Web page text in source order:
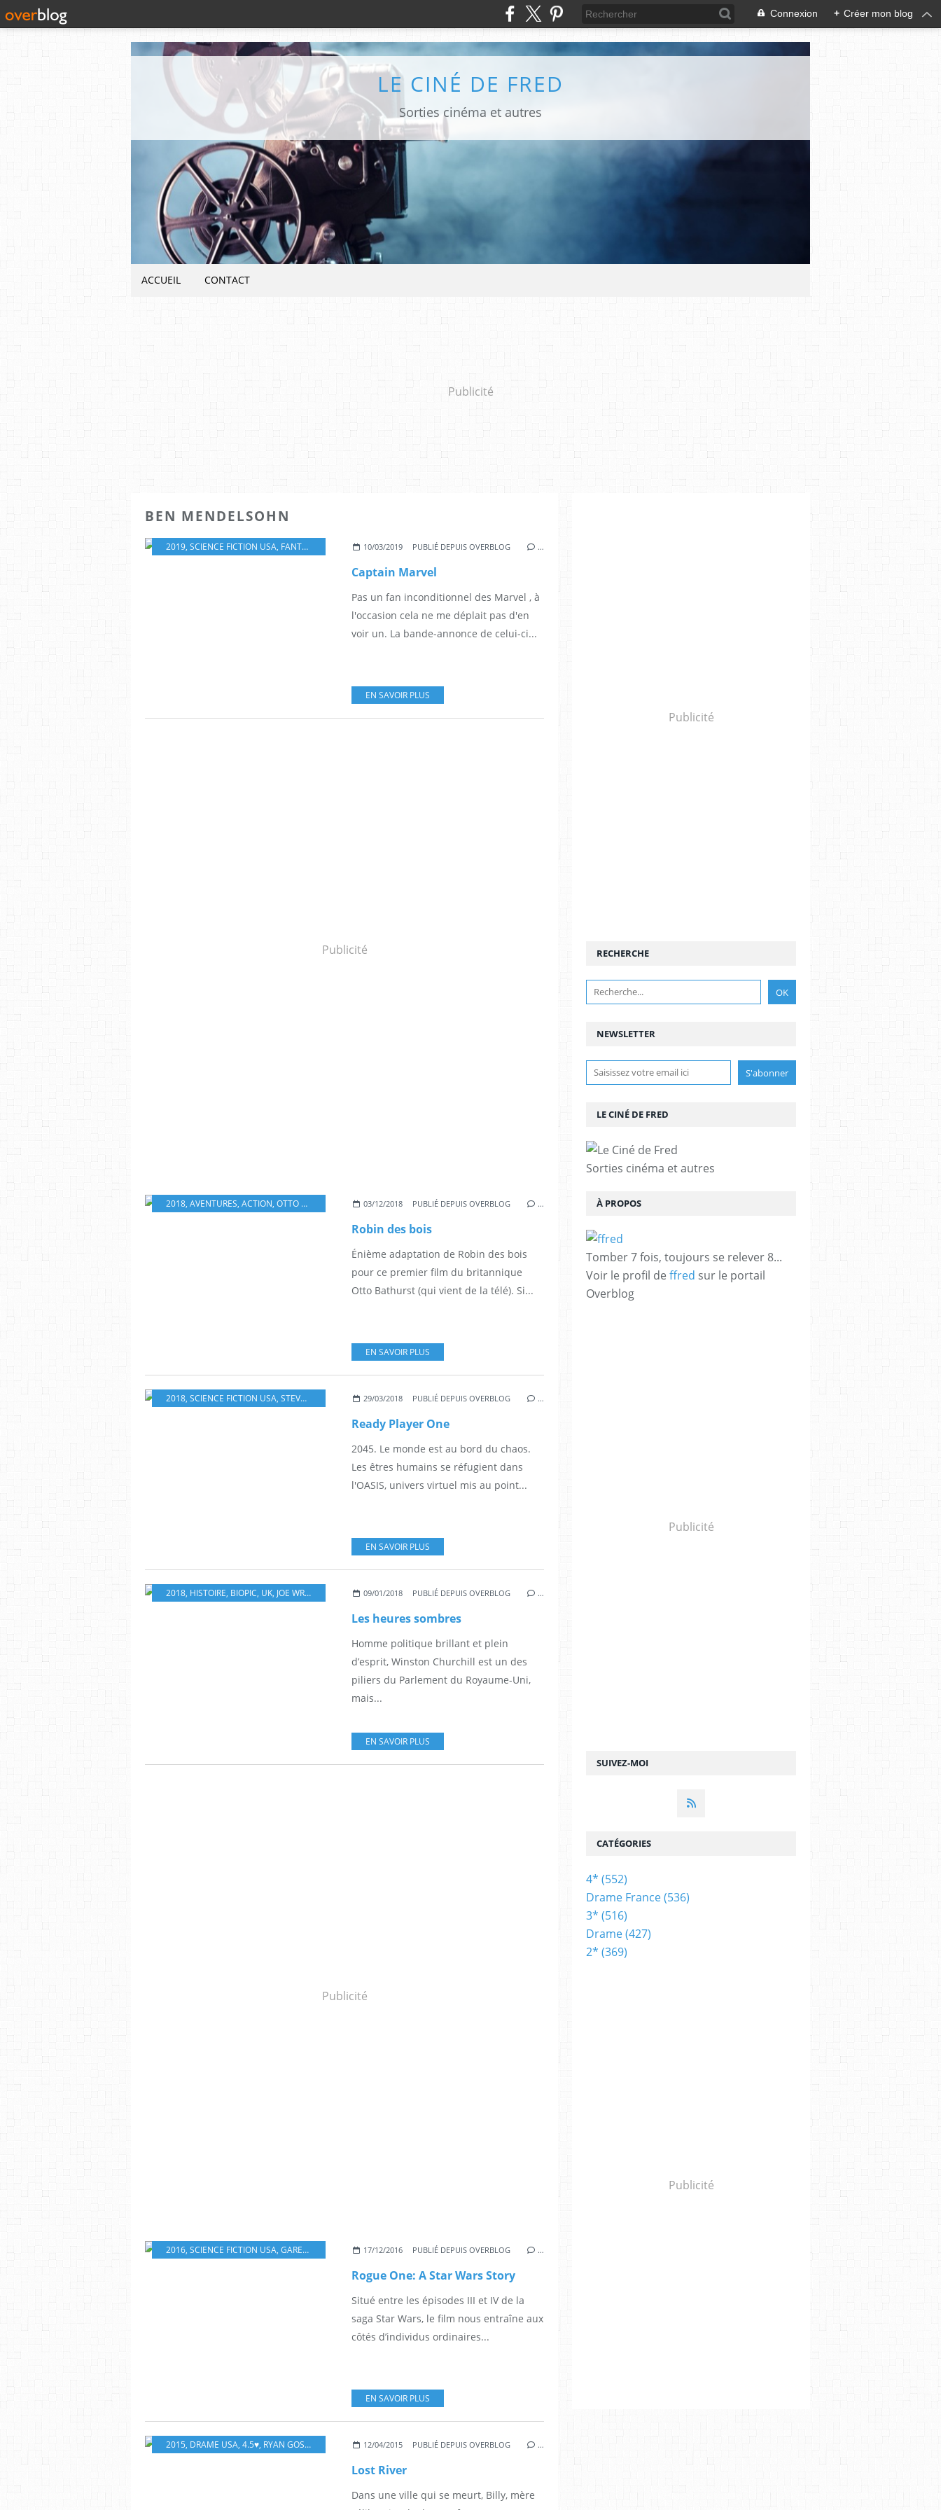
Connexion + Créer mon blog
LE CINÉ DE FRED
Sorties cinéma et autres
ACCUEIL CONTACT
Publicité
BEN MENDELSOHN
2019, SCIENCE FICTION USA, FANTASTIQUE 3.5*, ANNA BODEN,RYAN FLECK,BRIE LARSON ,SAMUEL L. JACKSON
10/03/2019 PUBLIÉ DEPUIS OVERBLOG …
Captain Marvel
Pas un fan inconditionnel des Marvel , à
l'occasion cela ne me déplait pas d'en
voir un. La bande-annonce de celui-ci...
EN SAVOIR PLUS
Publicité
2018, AVENTURES, ACTION, OTTO BATHURST TARON EGERTON,JAMIE FOXX,JAMIE DORNAN, EVE HEWSON BEN MENDELSOHN
03/12/2018 PUBLIÉ DEPUIS OVERBLOG …
Robin des bois
Énième adaptation de Robin des bois
pour ce premier film du britannique
Otto Bathurst (qui vient de la télé). Si...
EN SAVOIR PLUS
2018, SCIENCE FICTION USA, STEVEN SPIELBERG , TYE SHERIDAN,OLIVIA COOKE,BEN MENDELSOHN
29/03/2018 PUBLIÉ DEPUIS OVERBLOG …
Ready Player One
2045. Le monde est au bord du chaos.
Les êtres humains se réfugient dans
l'OASIS, univers virtuel mis au point...
EN SAVOIR PLUS
2018, HISTOIRE, BIOPIC, UK, JOE WRIGHT GARY OLDMAN,KRISTIN SCOTT THOMAS,BEN MENDELSOHN
09/01/2018 PUBLIÉ DEPUIS OVERBLOG …
Les heures sombres
Homme politique brillant et plein
d’esprit, Winston Churchill est un des
piliers du Parlement du Royaume-Uni,
mais...
EN SAVOIR PLUS
Publicité
2016, SCIENCE FICTION USA, GARETH EDWARDS , FELICITY JONES,BEN MENDELSOHN,DIEGO LUNA
17/12/2016 PUBLIÉ DEPUIS OVERBLOG …
Rogue One: A Star Wars Story
Situé entre les épisodes III et IV de la
saga Star Wars, le film nous entraîne aux
côtés d’individus ordinaires...
EN SAVOIR PLUS
2015, DRAME USA, 4.5♥, RYAN GOSLING CHRISTINA HENDRICKS,IAIN DE CAESTECKER,SAOIRSE RONAN
12/04/2015 PUBLIÉ DEPUIS OVERBLOG …
Lost River
Dans une ville qui se meurt, Billy, mère
Publicité
NEWSLETTER
SUIVEZ-MOI
RECHERCHE
LE CINÉ DE FRED
Sorties cinéma et autres
À PROPOS
Tomber 7 fois, toujours se relever 8...
Voir le profil de ffred sur le portail
Overblog
Publicité
CATÉGORIES
4* (552)
Drame France(536)
3* (516)
Drame(427)
2* (369)
Publicité